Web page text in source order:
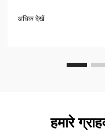
अधिक देखें
हमारे